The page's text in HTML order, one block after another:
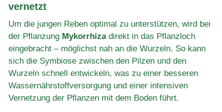
vernetzt
Um die jungen Reben optimal zu unterstützen, wird bei
der Pflanzung Mykorrhizadirekt in das Pflanzloch
eingebracht – möglichst nah an die Wurzeln. So kann
sich die Symbiose zwischen den Pilzen und den
Wurzeln schnell entwickeln, was zu einer besseren
Wassernährstoffversorgung und einer intensiven
Vernetzung der Pflanzen mit dem Boden führt.